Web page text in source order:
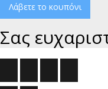
Λάβετε το κουπόνι
Σας